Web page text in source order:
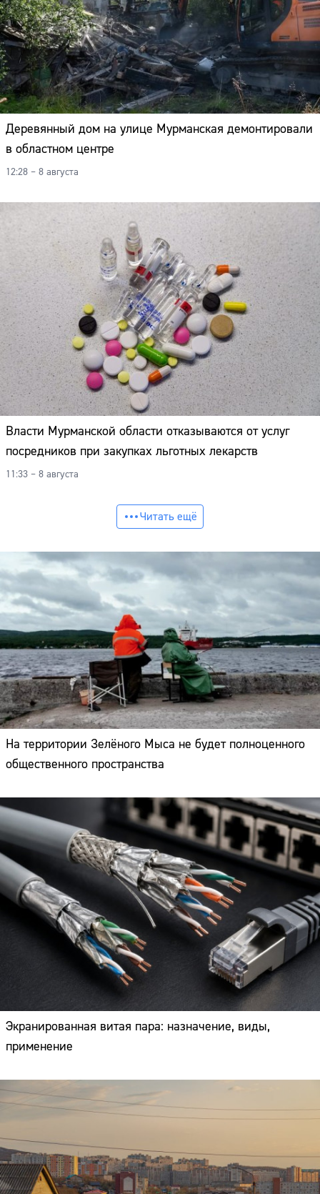
Деревянный дом на улице Мурманская демонтировали
в областном центре
12:28 – 8 августа
Власти Мурманской области отказываются от услуг
посредников при закупках льготных лекарств
11:33 – 8 августа
Читать ещё
На территории Зелёного Мыса не будет полноценного
общественного пространства
Экранированная витая пара: назначение, виды,
применение